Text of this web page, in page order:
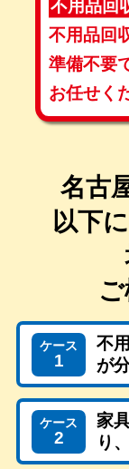
不用品回
不用品回
準備不要
お任せく
名古
以下
ケース
1
不
が
ケース
2
家
り